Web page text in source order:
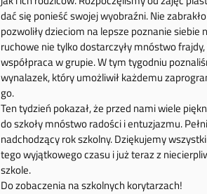
dać się ponieść swojej wyobraźni. Nie
pozwoliły dzieciom na lepsze poznanie
ruchowe nie tylko dostarczyły mnóstwo
współpraca w grupie. W tym tygodniu
wynalazek, który umożliwił każdemu
go.
Ten tydzień pokazał, że przed nami wiele
do szkoły mnóstwo radości i entuzjazmu.
nadchodzący rok szkolny. Dziękujemy
tego wyjątkowego czasu i już teraz z
szkole.
Do zobaczenia na szkolnych korytarzach!